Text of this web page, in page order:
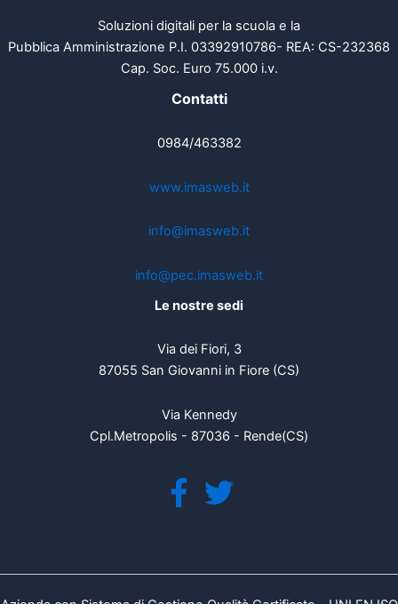
Soluzioni digitali per la scuola e la
Pubblica Amministrazione P.I. 03392910786- REA: CS-232368
Cap. Soc. Euro 75.000 i.v.
Contatti
0984/463382
www.imasweb.it
info@imasweb.it
info@pec.imasweb.it
Le nostre sedi
Via dei Fiori, 3
87055 San Giovanni in Fiore (CS)
Via Kennedy
Cpl.Metropolis - 87036 - Rende(CS)